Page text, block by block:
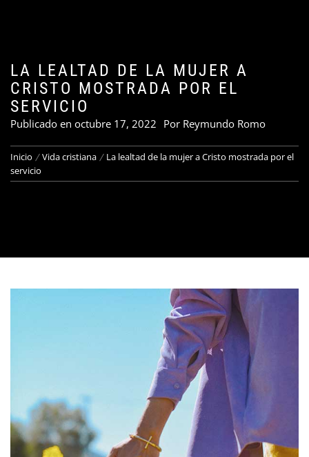
LA LEALTAD DE LA MUJER A
CRISTO MOSTRADA POR EL
SERVICIO
Publicado en octubre 17, 2022 Por Reymundo Romo
Inicio Vida cristiana
La lealtad de la mujer a Cristo mostrada por el
servicio